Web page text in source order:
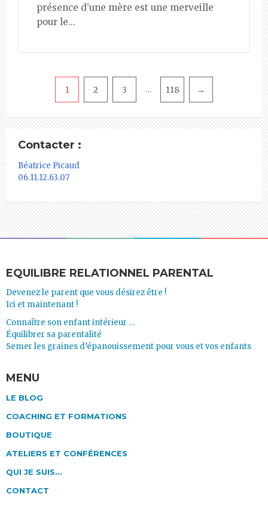
présence d’une mère est une merveille
pour le...
Pagination
1 2 3 … 118 →
Contacter :
Béatrice Picaud
06.11.12.63.07
EQUILIBRE RELATIONNEL PARENTAL
Devenez le parent que vous désirez être !
Ici et maintenant !
Connaître son enfant intérieur …
Équilibrer sa parentalité
Semer les graines d’épanouissement pour vous et vos enfants
MENU
LE BLOG
COACHING ET FORMATIONS
BOUTIQUE
ATELIERS ET CONFÉRENCES
QUI JE SUIS…
CONTACT